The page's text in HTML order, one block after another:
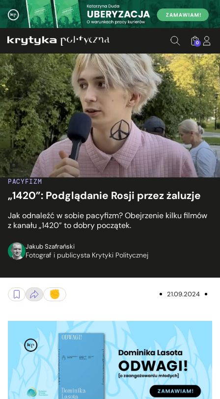
0
PACYFIZM
„1420”: Podglądanie Rosji przez żaluzje
Jak odnaleźć w sobie pacyfizm? Obejrzenie kilku filmów
z kanału „1420” to dobry początek.
Jakub Szafrański
Fotograf i publicysta Krytyki Politycznej
Daniil Orain. Fot. youtube.com/@1420channel
21.09.2024